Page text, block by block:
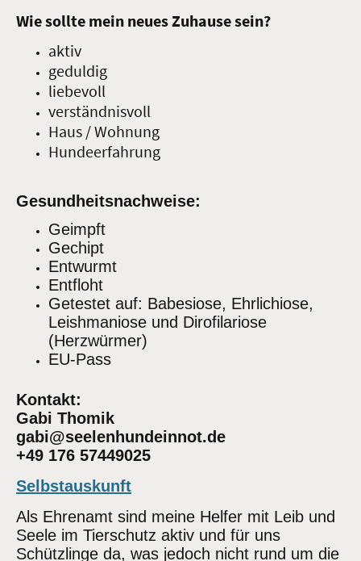
Wie sollte mein neues Zuhause sein?
aktiv
geduldig
liebevoll
verständnisvoll
Haus / Wohnung
Hundeerfahrung
Gesundheitsnachweise:
Geimpft
Gechipt
Entwurmt
Entfloht
Getestet auf: Babesiose, Ehrlichiose,
Leishmaniose und Dirofilariose
(Herzwürmer)
EU-Pass
Kontakt:
Gabi Thomik
gabi@seelenhundeinnot.de
+49 176 57449025
Selbstauskunft
Als Ehrenamt sind meine Helfer mit Leib und
Seele im Tierschutz aktiv und für uns
Schützlinge da, was jedoch nicht rund um die